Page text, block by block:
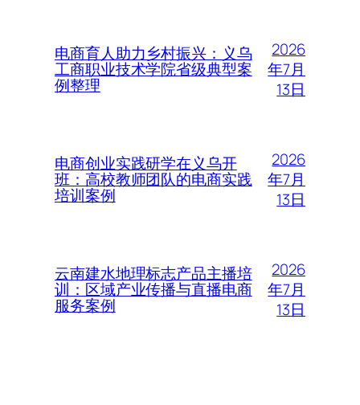
电商育人助力乡村振兴：义乌
工商职业技术学院省级典型案
例整理
2026
年7月
13日
电商创业实践研学在义乌开
班：高校教师团队的电商实践
培训案例
2026
年7月
13日
云南建水地理标志产品主播培
训：区域产业传播与直播电商
服务案例
2026
年7月
13日